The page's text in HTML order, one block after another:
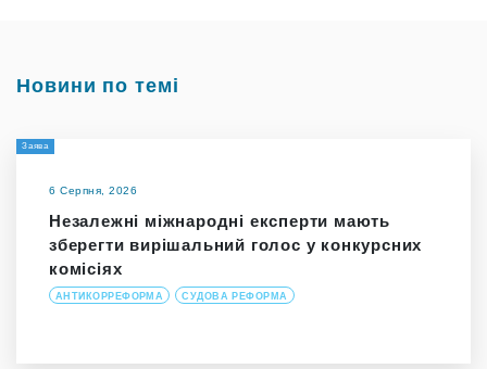
Новини по темі
Заява
6 Серпня, 2026
Незалежні міжнародні експерти мають
зберегти вирішальний голос у конкурсних
комісіях
АНТИКОРРЕФОРМА СУДОВА РЕФОРМА